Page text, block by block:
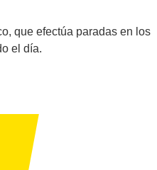
que efectúa paradas en los
el día.